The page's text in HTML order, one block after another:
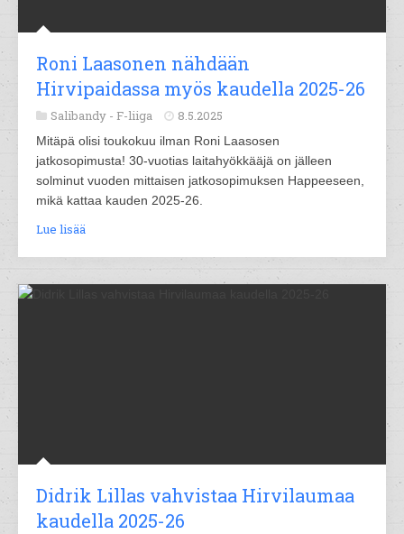
Roni Laasonen nähdään
Hirvipaidassa myös kaudella 2025-26
Salibandy - F-liiga 8.5.2025
Mitäpä olisi toukokuu ilman Roni Laasosen
jatkosopimusta! 30-vuotias laitahyökkääjä on jälleen
solminut vuoden mittaisen jatkosopimuksen Happeeseen,
mikä kattaa kauden 2025-26.
Lue lisää
Didrik Lillas vahvistaa Hirvilaumaa
kaudella 2025-26